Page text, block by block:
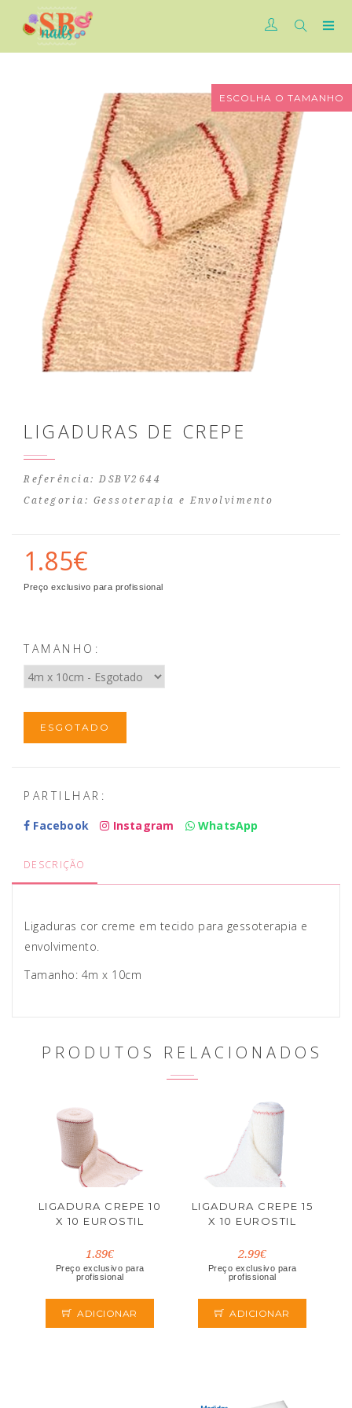
ESCOLHA O TAMANHO
LIGADURAS DE CREPE
Referência: DSBV2644
Categoria: Gessoterapia e Envolvimento
1.85€
Preço exclusivo para profissional
TAMANHO:
ESGOTADO
PARTILHAR:
Facebook
Instagram WhatsApp
DESCRIÇÃO
Ligaduras cor creme em tecido para gessoterapia e
envolvimento.
Tamanho: 4m x 10cm
PRODUTOS RELACIONADOS
LIGADURA CREPE 10
X 10 EUROSTIL
1.89€
Preço exclusivo para
profissional
ADICIONAR
LIGADURA CREPE 15
X 10 EUROSTIL
2.99€
Preço exclusivo para
profissional
ADICIONAR